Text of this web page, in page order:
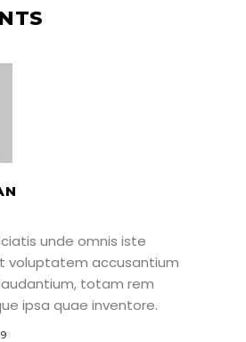
unde omnis iste
voluptatem accusantium
totam rem
ipsa quae inventore.